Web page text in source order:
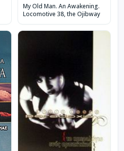
My Old Man. An Awakening.
Locomotive 38, the Ojibway